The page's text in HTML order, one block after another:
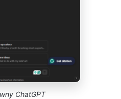
ChatGPT